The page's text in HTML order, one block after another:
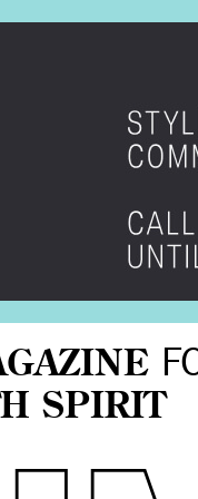
SPIRIT